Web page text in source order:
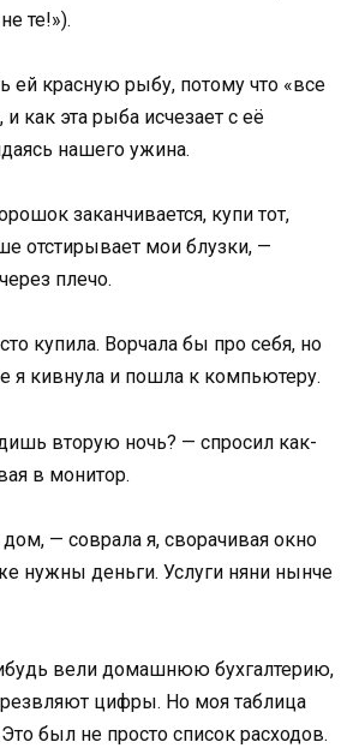
те!»).
ей красную рыбу, потому что «все
как эта рыба исчезает с её
нашего ужина.
заканчивается, купи тот,
отстирывает мои блузки, —
плечо.
купила. Ворчала бы про себя, но
я кивнула и пошла к компьютеру.
вторую ночь? — спросил как-
в монитор.
— соврала я, сворачивая окно
нужны деньги. Услуги няни нынче
вели домашнюю бухгалтерию,
цифры. Но моя таблица
был не просто список расходов.